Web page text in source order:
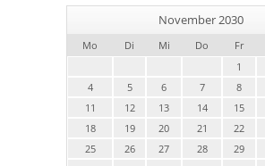
November 2030
Mo Di Mi Do Fr
1
4
5 6 7 8
11
12 13 14 15
18
19 20 21 22
25
26 27 28 29